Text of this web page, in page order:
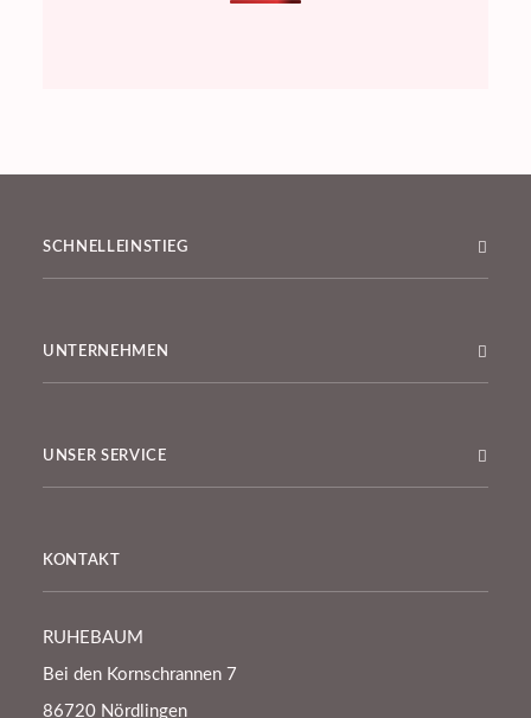
SCHNELLEINSTIEG
UNTERNEHMEN
UNSER SERVICE
KONTAKT
RUHEBAUM
Bei den Kornschrannen 7
86720 Nördlingen